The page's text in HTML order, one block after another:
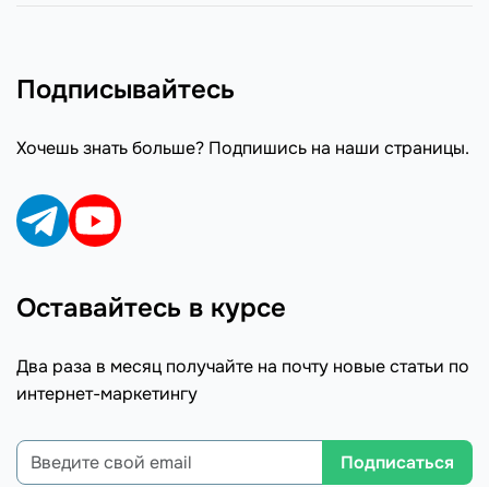
Подписывайтесь
Хочешь знать больше? Подпишись на наши страницы.
Оставайтесь в курсе
Два раза в месяц получайте на почту новые статьи по
интернет-маркетингу
Подписаться